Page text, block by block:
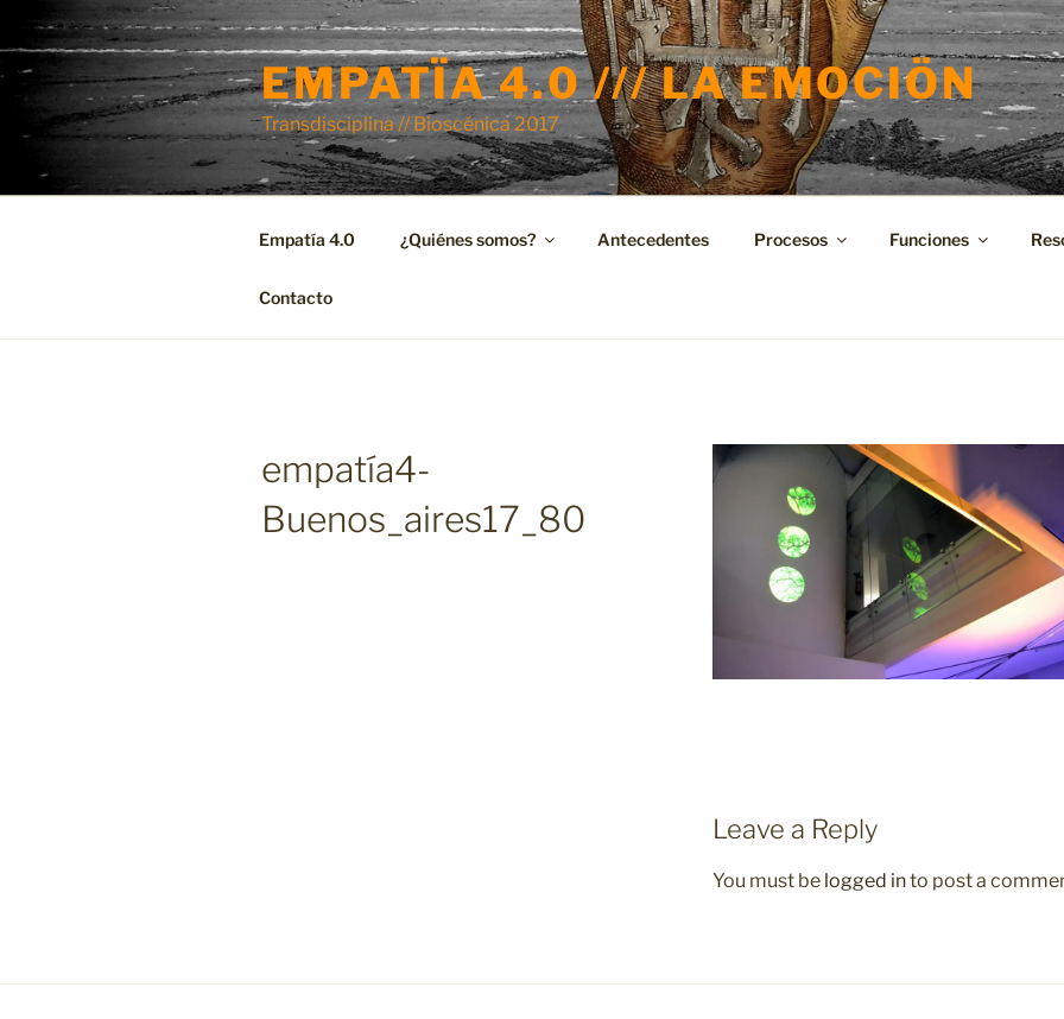
content
EMPATÏA 4.0 /// LA EMOCIÖN
Transdisciplina // Bioscénica 2017
Empatía 4.0 ¿Quiénes somos? Antecedentes Procesos Funciones
Contacto
empatía4-
Buenos_aires17_80
Leave a Reply
You must be logged into post a